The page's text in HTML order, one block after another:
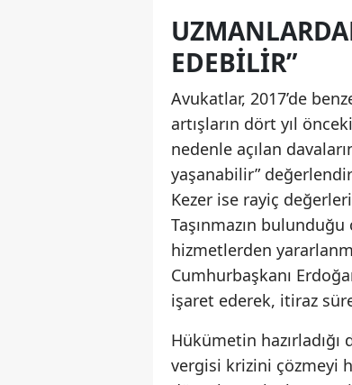
EDEBILIR”
Avukatlar, 2017’de
artışların dört yıl
nedenle açılan
yaşanabilir”
Kezer ise rayiç
Taşınmazın
hizmetlerden
Cumhurbaşkanı
işaret ederek, itiraz
Hükümetin hazırladığı
vergisi krizini çözmeyi